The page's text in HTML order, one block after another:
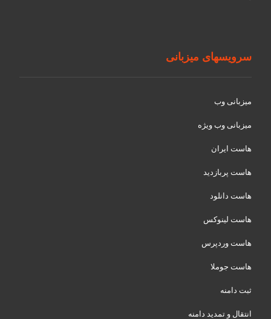
سرویسهای میزبانی
میزبانی وب
میزبانی وب ویژه
هاست ایران
هاست پربازدید
هاست دانلود
هاست لینوکس
هاست وردپرس
هاست جوملا
ثبت دامنه
انتقال و تمدید دامنه